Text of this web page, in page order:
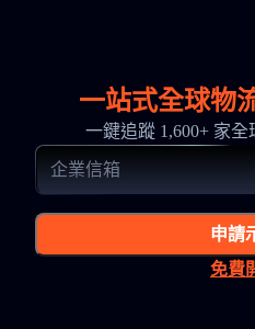
一站式全球物
一鍵追蹤 1,600+ 家
申請
免費